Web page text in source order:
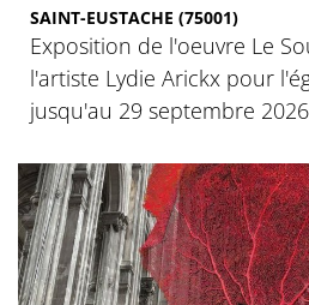
SAINT-EUSTACHE (75001)
Exposition de l'oeuvre Le
l'artiste Lydie Arickx pour
jusqu'au 29 septembre 2026